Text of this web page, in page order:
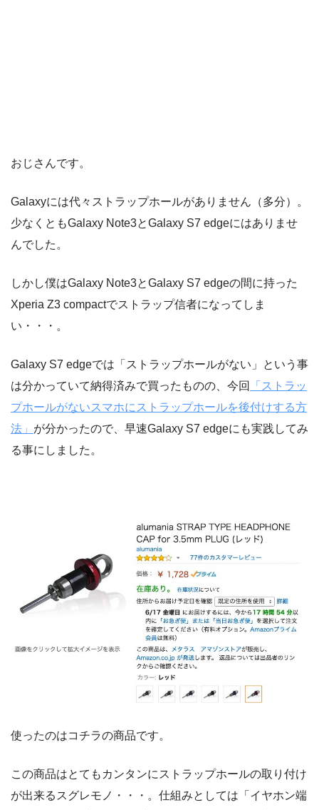
おじさんです。
Galaxyには代々ストラップホールがありません（多分）。
少なくともGalaxy Note3とGalaxy S7 edgeにはありませ
んでした。
しかし僕はGalaxy Note3とGalaxy S7 edgeの間に持った
Xperia Z3 compactでストラップ信者になってしま
い・・・。
Galaxy S7 edgeでは「ストラップホールがない」という事
は分かっていて納得済みで買ったものの、今回
「ストラッ
プホールがないスマホにストラップホールを後付けする方
法」 が分かったので、早速Galaxy S7 edgeにも実践してみ
る事にしました。
使ったのはコチラの商品です。
この商品はとてもカンタンにストラップホールの取り付け
が出来るスグレモノ・・・。仕組みとしては「イヤホン端